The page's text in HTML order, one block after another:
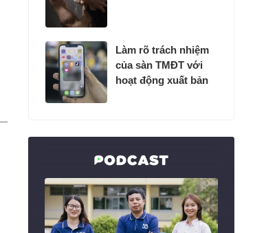
Làm rõ trách nhiệm
của sàn TMĐT với
hoạt động xuất bản